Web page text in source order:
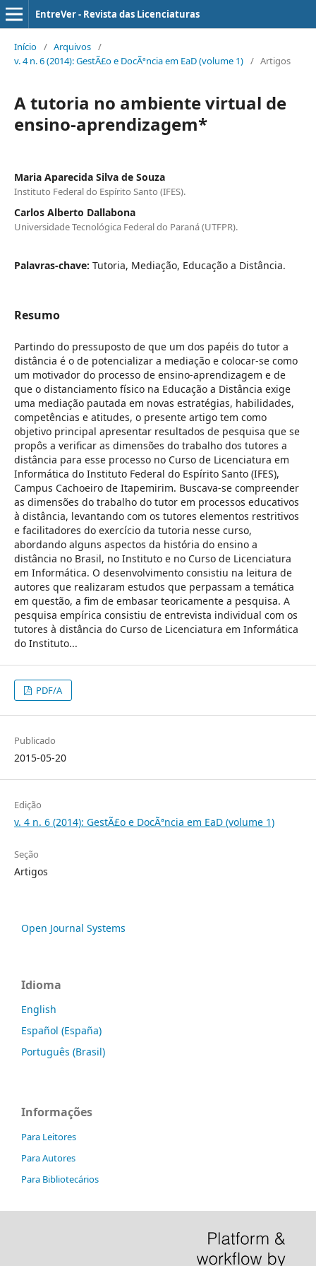
EntreVer - Revista das Licenciaturas
Início / Arquivos /
v. 4 n. 6 (2014): GestÃ£o e DocÃªncia em EaD (volume 1) / Artigos
A tutoria no ambiente virtual de
ensino-aprendizagem*
Maria Aparecida Silva de Souza
Instituto Federal do Espírito Santo (IFES).
Carlos Alberto Dallabona
Universidade Tecnológica Federal do Paraná (UTFPR).
Palavras-chave: Tutoria, Mediação, Educação a Distância.
Resumo
Partindo do pressuposto de que um dos papéis do tutor a
distância é o de potencializar a mediação e colocar-se como
um motivador do processo de ensino-aprendizagem e de
que o distanciamento físico na Educação a Distância exige
uma mediação pautada em novas estratégias, habilidades,
competências e atitudes, o presente artigo tem como
objetivo principal apresentar resultados de pesquisa que se
propôs a verificar as dimensões do trabalho dos tutores a
distância para esse processo no Curso de Licenciatura em
Informática do Instituto Federal do Espírito Santo (IFES),
Campus Cachoeiro de Itapemirim. Buscava-se compreender
as dimensões do trabalho do tutor em processos educativos
à distância, levantando com os tutores elementos restritivos
e facilitadores do exercício da tutoria nesse curso,
abordando alguns aspectos da história do ensino a
distância no Brasil, no Instituto e no Curso de Licenciatura
em Informática. O desenvolvimento consistiu na leitura de
autores que realizaram estudos que perpassam a temática
em questão, a fim de embasar teoricamente a pesquisa. A
pesquisa empírica consistiu de entrevista individual com os
tutores à distância do Curso de Licenciatura em Informática
do Instituto...
PDF/A
Publicado
2015-05-20
Edição
v. 4 n. 6 (2014): GestÃ£o e DocÃªncia em EaD (volume 1)
Seção
Artigos
Open Journal Systems
Idioma
English
Español (España)
Português (Brasil)
Informações
Para Leitores
Para Autores
Para Bibliotecários